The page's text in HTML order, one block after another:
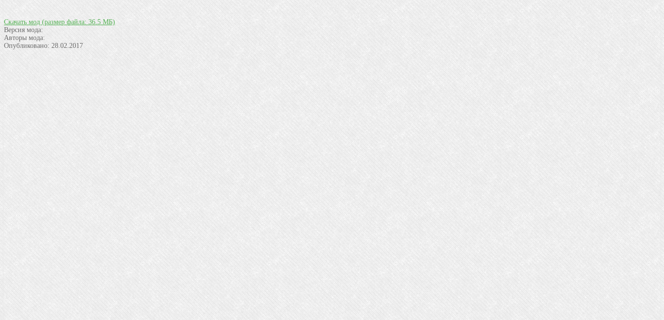
Скачать мод (размер файла: 36.5 МБ)
Версия мода:
Авторы мода:
Опубликовано: 28.02.2017